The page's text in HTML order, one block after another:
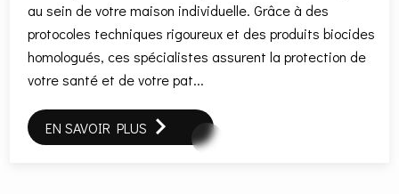
au sein de votre maison individuelle. Grâce à des
protocoles techniques rigoureux et des produits biocides
homologués, ces spécialistes assurent la protection de
votre santé et de votre pat...
EN SAVOIR PLUS